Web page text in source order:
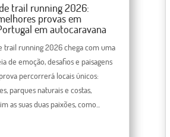
trail running 2026:
provas em
em autocaravana
trail running 2026 chega com uma
de emoção, desafios e paisagens
percorrerá locais únicos:
parques naturais e costas,
as suas duas paixões, como...